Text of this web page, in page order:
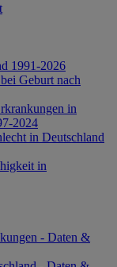
1991-2026
Geburt nach
in
2024
in Deutschland
in
- Daten &